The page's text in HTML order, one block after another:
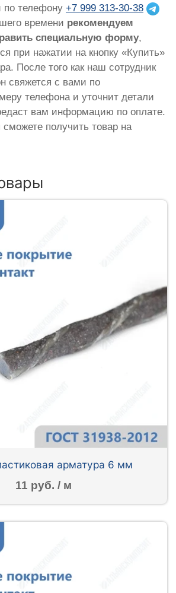
по телефону +7 999 313-30-38
времени рекомендуем
специальную форму,
при нажатии на кнопку «Купить»
После того как наш сотрудник
свяжется с вами по
телефона и уточнит детали
вам информацию по оплате.
получить товар на
арматура 6 мм
11 руб. / м